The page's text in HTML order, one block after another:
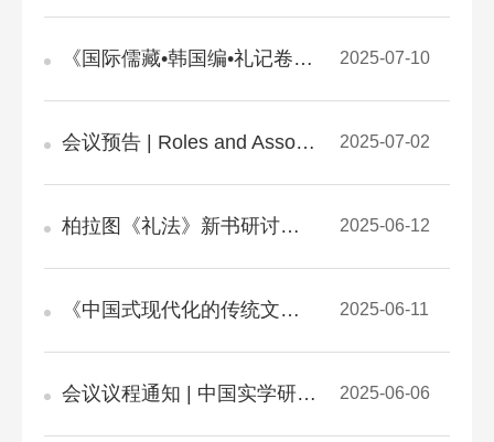
《国际儒藏•韩国编•礼记卷》编纂与新时代国际儒学研究”学术研讨会举办 2025-07-10
会议预告 | Roles and Associated Virtues and Duties in Ancient China and Greece 2025-07-02
柏拉图《礼法》新书研讨会与第七届古希腊哲学国际会议 2025-06-12
《中国式现代化的传统文化根基》 新书研讨会在北京举行 2025-06-11
会议议程通知 | 中国实学研究会管理哲学专业委员会成立大会暨第八届全国管理哲学创新论坛 2025-06-06